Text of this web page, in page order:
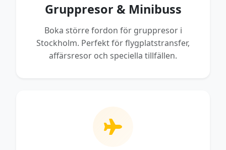
Gruppresor & Minibuss
Boka större fordon för gruppresor i
Stockholm. Perfekt för flygplatstransfer,
affärsresor och speciella tillfällen.